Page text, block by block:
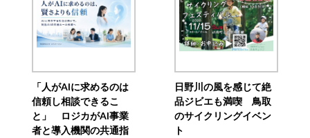
「人がAIに求めるのは
信頼し相談できるこ
と」 ロジカがAI事業
者と導入機関の共通指
日野川の風を感じて絶
品ジビエも満喫 鳥取
のサイクリングイベン
ト